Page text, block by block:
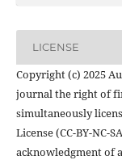
LICENSE
Copyright (c) 2025
journal the right of
simultaneously
License (CC-BY-NC-
acknowledgment of